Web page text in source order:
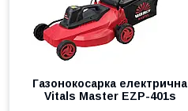
Газонокосарка електрична
Vitals Master EZP-401s